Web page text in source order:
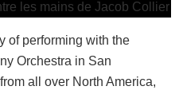
of performing with the
Orchestra in San
all over North America,